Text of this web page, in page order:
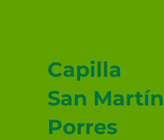
Capilla
San
Porres